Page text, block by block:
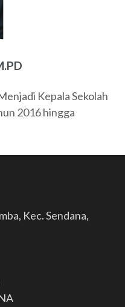
Kepala Sekolah
2016 hingga
Kec. Sendana,